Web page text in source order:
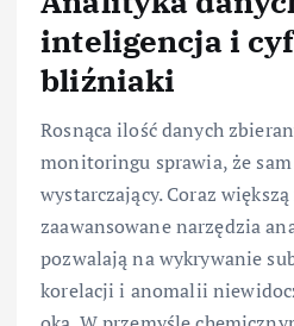
inteligencja i
bliźniaki
Rosnąca ilość danych
monitoringu sprawia, że
wystarczający. Coraz
zaawansowane narzędzia
pozwalają na wykrywanie
korelacji i anomalii